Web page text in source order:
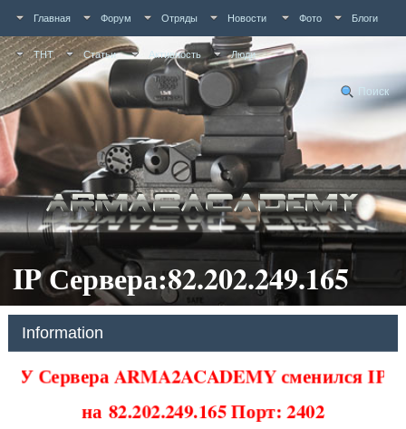
Главная Форум Отряды Новости Фото Блоги
ТНТ Статьи Активность Люди
Поиск
IP Сервера:82.202.249.165
Information
У Сервера ARMA2ACADEMY сменился IP
на 82.202.249.165 Порт: 2402